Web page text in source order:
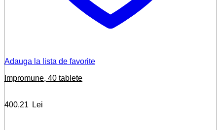
Adauga la lista de favorite
Impromune, 40 tablete
400,21 Lei